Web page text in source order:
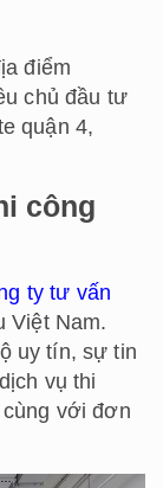
điểm
chủ đầu tư
quận 4,
công
ty tư vấn
Việt Nam.
uy tín, sự tin
vụ thi
với đơn